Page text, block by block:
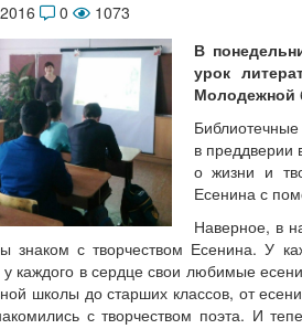
0
1073
В
урок
Молодежной
в преддверии
о жизни и
Есенина с
Наверное, в
знаком с творчеством Есенина. У
у каждого в сердце свои любимые
школы до старших классов, от
с творчеством поэта. И